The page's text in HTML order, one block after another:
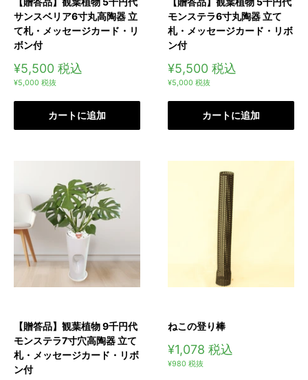
サンスベリア6寸丸高陶器 立
て札・メッセージカード・リ
ボン付
販
売
格
¥5,500 税込
¥5,000 税抜
カートに追加
モンステラ6寸丸陶器 立て
札・メッセージカード・リボ
ン付
販
売
格
¥5,500 税込
¥5,000 税抜
カートに追加
【贈答品】観葉植物 9千円代
モンステラ7寸穴高陶器 立て
札・メッセージカード・リボ
ン付
ねこの登り棒
販
売
¥1,078 税込
¥980 税抜